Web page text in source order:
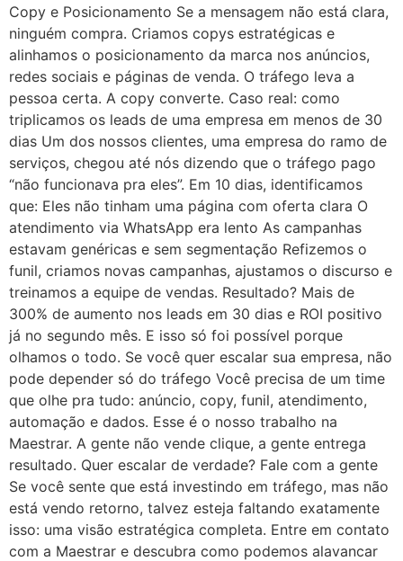
Copy e Posicionamento Se a mensagem não está clara,
ninguém compra. Criamos copys estratégicas e
alinhamos o posicionamento da marca nos anúncios,
redes sociais e páginas de venda. O tráfego leva a
pessoa certa. A copy converte. Caso real: como
triplicamos os leads de uma empresa em menos de 30
dias Um dos nossos clientes, uma empresa do ramo de
serviços, chegou até nós dizendo que o tráfego pago
“não funcionava pra eles”. Em 10 dias, identificamos
que: Eles não tinham uma página com oferta clara O
atendimento via WhatsApp era lento As campanhas
estavam genéricas e sem segmentação Refizemos o
funil, criamos novas campanhas, ajustamos o discurso e
treinamos a equipe de vendas. Resultado? Mais de
300% de aumento nos leads em 30 dias e ROI positivo
já no segundo mês. E isso só foi possível porque
olhamos o todo. Se você quer escalar sua empresa, não
pode depender só do tráfego Você precisa de um time
que olhe pra tudo: anúncio, copy, funil, atendimento,
automação e dados. Esse é o nosso trabalho na
Maestrar. A gente não vende clique, a gente entrega
resultado. Quer escalar de verdade? Fale com a gente
Se você sente que está investindo em tráfego, mas não
está vendo retorno, talvez esteja faltando exatamente
isso: uma visão estratégica completa. Entre em contato
com a Maestrar e descubra como podemos alavancar